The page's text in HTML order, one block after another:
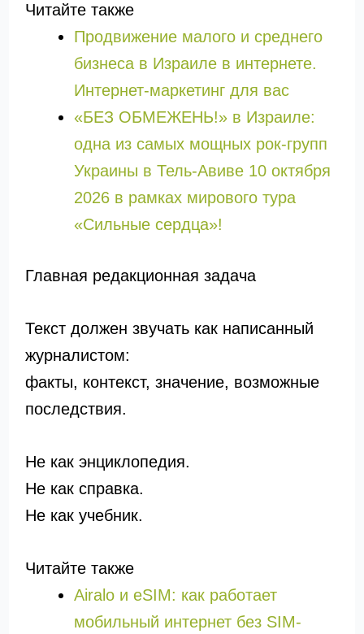
Читайте также
Продвижение малого и среднего
бизнеса в Израиле в интернете.
Интернет-маркетинг для вас
«БЕЗ ОБМЕЖЕНЬ!» в Израиле:
одна из самых мощных рок-групп
Украины в Тель-Авиве 10 октября
2026 в рамках мирового тура
«Сильные сердца»!
Главная редакционная задача
Текст должен звучать как написанный
журналистом:
факты, контекст, значение, возможные
последствия.
Не как энциклопедия.
Не как справка.
Не как учебник.
Читайте также
Airalo и eSIM: как работает
мобильный интернет без SIM-